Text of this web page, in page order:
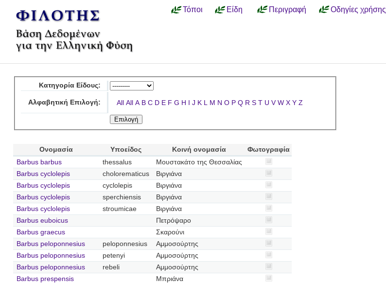
Τόποι Είδη Περιγραφή Οδηγίες χρήσης
Κατηγορία Είδους:
Αλφαβητική Επιλογή: All All A B C D E F G H I J K L M N O P Q R S T U V W X Y Z
Ονομασία Υποείδος Κοινή ονομασία
Φωτογραφία
Barbus barbus
thessalus
Μουστακάτο της Θεσσαλίας
Barbus cyclolepis
cholorematicus
Βιργιάνα
Barbus cyclolepis
cyclolepis
Βιργιάνα
Barbus cyclolepis
sperchiensis
Βιργιάνα
Barbus cyclolepis
stroumicae
Βιργιάνα
Barbus euboicus
Πετρόψαρο
Barbus graecus
Σκαρούνι
Barbus peloponnesius
peloponnesius
Αμμοσούρτης
Barbus peloponnesius
petenyi
Αμμοσούρτης
Barbus peloponnesius
rebeli
Αμμοσούρτης
Barbus prespensis
Μπριάνα